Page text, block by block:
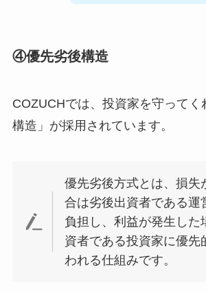
④優先劣後構造
COZUCHでは、投資家を守ってく
構造」が採用されています。
優先劣後方式とは、損失
合は劣後出資者である運
負担し、利益が発生した
資者である投資家に優先
われる仕組みです。